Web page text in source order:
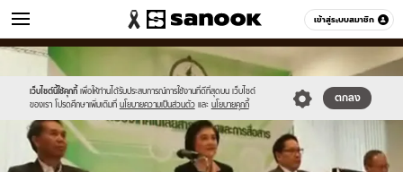
เข้าสู่ระบบสมาชิก
ข่าว หมวดอื่นๆ
เว็บไซต์นี้ใช้คุกกี้ เพื่อให้ท่านได้รับประสบการณ์การใช้งานที่ดีที่สุดบน เว็บไซต์
ของเรา โปรดศึกษาเพิ่มเติมที่ นโยบายความเป็นส่วนตัว และ นโยบายคุกกี้
ตกลง
Sanook
//s.isanook.com/sr/0/images/logo-
new-
sanook.png
600
60
//s.isanook.com/ns/0/ud/374/1874970/news14.jpg